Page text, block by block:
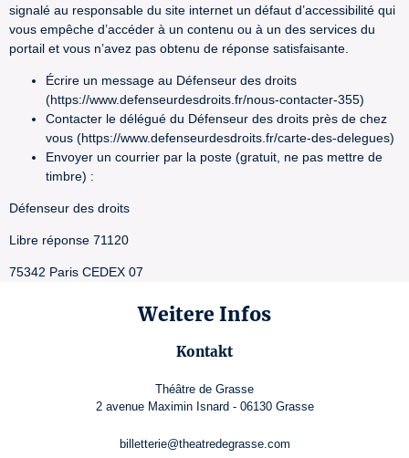
signalé au responsable du site internet un défaut d’accessibilité qui
vous empêche d’accéder à un contenu ou à un des services du
portail et vous n’avez pas obtenu de réponse satisfaisante.
Écrire un message au Défenseur des droits
(https://www.defenseurdesdroits.fr/nous-contacter-355)
Contacter le délégué du Défenseur des droits près de chez
vous (https://www.defenseurdesdroits.fr/carte-des-delegues)
Envoyer un courrier par la poste (gratuit, ne pas mettre de
timbre) :
Défenseur des droits
Libre réponse 71120
75342 Paris CEDEX 07
Weitere Infos
Kontakt
Théâtre de Grasse
2 avenue Maximin Isnard - 06130 Grasse
billetterie@theatredegrasse.com